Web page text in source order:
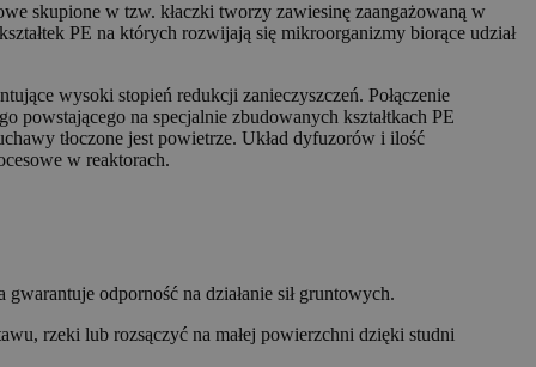
skupione w tzw. kłaczki tworzy zawiesinę zaangażowaną w
PE na których rozwijają się mikroorganizmy biorące udział
wysoki stopień redukcji zanieczyszczeń. Połączenie
powstającego na specjalnie zbudowanych kształtkach PE
tłoczone jest powietrze. Układ dyfuzorów i ilość
w reaktorach.
odporność na działanie sił gruntowych.
rzeki lub rozsączyć na małej powierzchni dzięki studni